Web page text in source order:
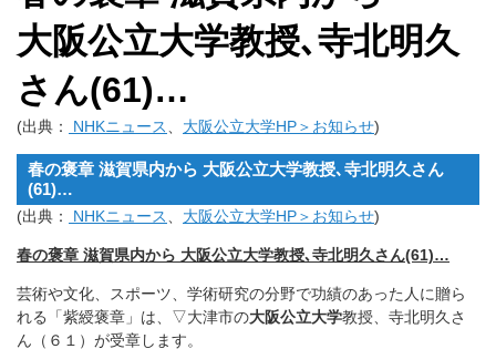
大阪公立大学教授､寺北明久
さん(61)…
(出典： NHKニュース 大阪公立大学HP＞お知らせ)
春の褒章 滋賀県内から 大阪公立大学教授､寺北明久さん
(61)…
(出典： NHKニュース 大阪公立大学HP＞お知らせ)
春の褒章 滋賀県内から 大阪公立大学教授､寺北明久さん(61)…
芸術や文化、スポーツ、 学術研究の分野で功績のあった人に贈ら
れる「紫綬褒章」は、▽大津市の大阪公立大学教授、寺北明久さ
ん（６１）が受章します。